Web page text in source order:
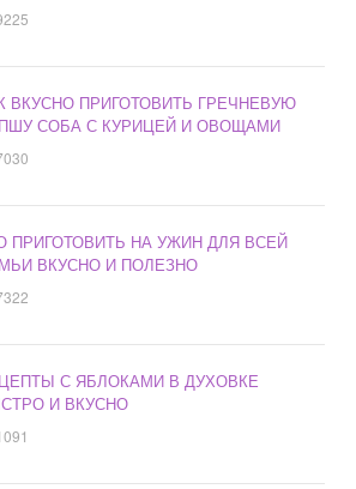
ВКУСНО ПРИГОТОВИТЬ ГРЕЧНЕВУЮ
СОБА С КУРИЦЕЙ И ОВОЩАМИ
ПРИГОТОВИТЬ НА УЖИН ДЛЯ ВСЕЙ
ВКУСНО И ПОЛЕЗНО
С ЯБЛОКАМИ В ДУХОВКЕ
И ВКУСНО